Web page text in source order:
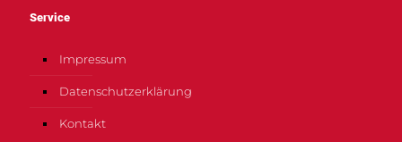
Service
Impressum
Datenschutzerklärung
Kontakt